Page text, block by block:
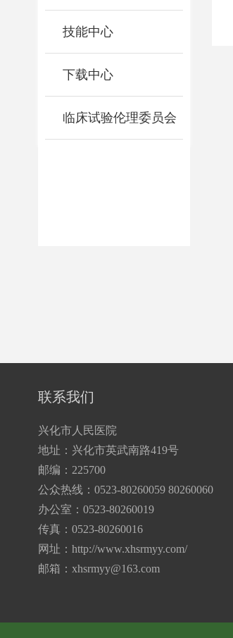
技能中心
下载中心
临床试验伦理委员会
联系我们
兴化市人民医院
地址：兴化市英武南路419号
邮编：225700
公众热线：0523-80260059 80260060
办公室：0523-80260019
传真：0523-80260016
网址：http://www.xhsrmyy.com/
邮箱： xhsrmyy@163.com